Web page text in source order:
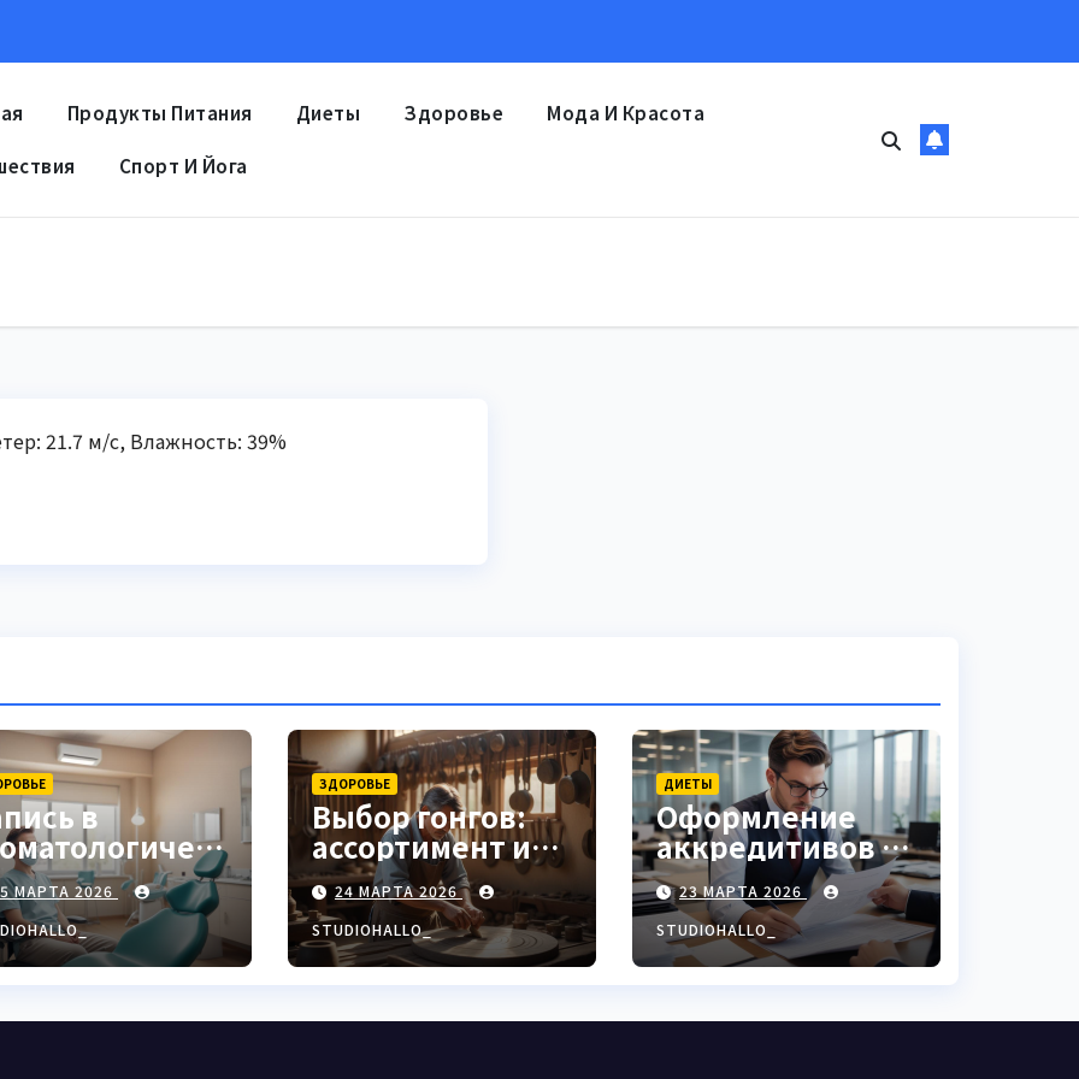
Продукты Питания Диеты Здоровье Мода И Красота
Спорт И Йога
21.7 м/с, Влажность: 39%
в
клинику
МАРТА 2026
ЗДОРОВЬЕ
Выбор гонгов:
ассортимент и
характеристики
24 МАРТА 2026
STUDIOHALLO_
ДИЕТЫ
Оформление
аккредитивов в
международной
торговле
23 МАРТА 2026
STUDIOHALLO_